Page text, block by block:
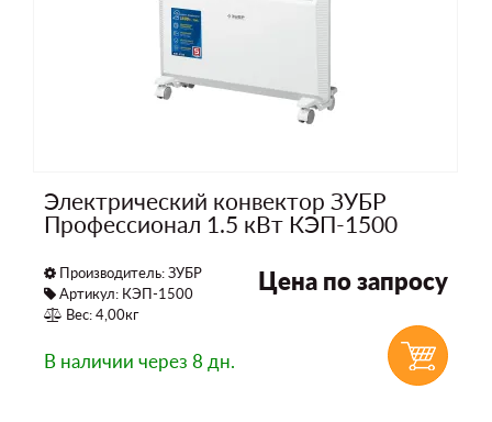
Электрический конвектор ЗУБР
Профессионал 1.5 кВт КЭП-1500
Производитель:ЗУБР
Артикул: КЭП-1500
Вес: 4,00кг
Цена по запросу
В наличии через 8 дн.